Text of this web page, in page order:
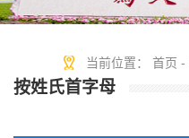
当前位置： 首页 -
按姓氏首字母